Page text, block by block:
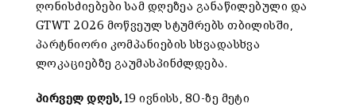
ღონისძიებები სამ დღეზეა განაწილებული და
GTWT 2026 მოწვეულ სტუმრებს თბილისში,
პარტნიორი კომპანიების სხვადასხვა
ლოკაციებზე გაუმასპინძლდება.
პირველ დღეს,19 ივნისს, 80-ზე მეტი